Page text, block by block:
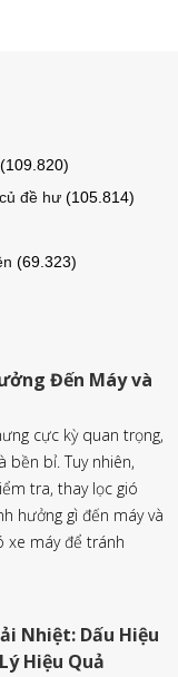
(109.820)
đề hư (105.814)
(69.323)
Đến Máy và
cực kỳ quan trọng,
bền bỉ. Tuy nhiên,
tra, thay lọc gió
hưởng gì đến máy và
xe máy để tránh
Nhiệt: Dấu Hiệu
Hiệu Quả